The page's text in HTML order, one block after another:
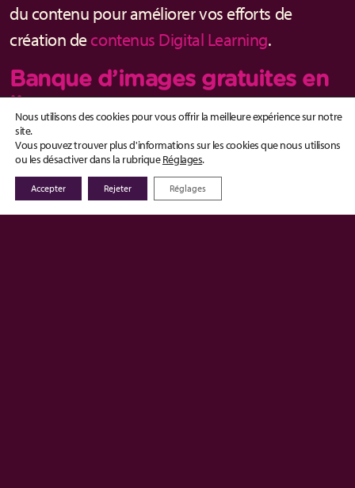
du contenu pour améliorer vos efforts de
création decontenus Digital Learning.
Banque d’images gratuites en
ligne
Pexels : la référence pour des
photos de qualité
Pexelsfournit des photos en haute qualité,
entièrement gratuites et sous licence Pexels.
Nous utilisons des cookies pour vous offrir la meilleure expérience sur notre
site.
Vous pouvez trouver plus d'informations sur les cookies que nous utilisons
ou les désactiver dans la rubriqueRéglages.
Accepter Rejeter Réglages